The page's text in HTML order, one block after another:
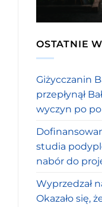
OSTATNIE
Giżycczanin
przepłynął
wyczyn po
studia
nabór do
Wyprzedzał
Okazało się,